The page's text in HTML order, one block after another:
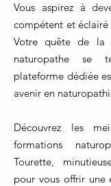
Vous aspirez à
compétent et éclairé
Votre quête de la
naturopathe se
plateforme dédiée
avenir en
Découvrez les
formations
Tourette,
pour vous offrir une